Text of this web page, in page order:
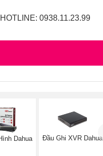
HOTLINE: 0938.11.23.99
Dahua Đầu Ghi XVR Dahua